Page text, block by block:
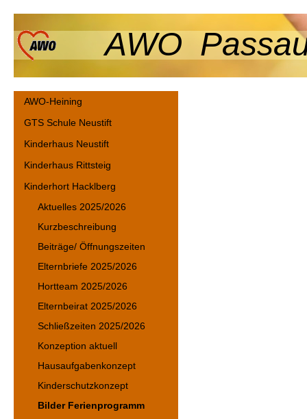
AWO
AWO-Heining
GTS Schule Neustift
Kinderhaus Neustift
Kinderhaus Rittsteig
Kinderhort Hacklberg
Aktuelles 2025/2026
Kurzbeschreibung
Beiträge/ Öffnungszeiten
Elternbriefe 2025/2026
Hortteam 2025/2026
Elternbeirat 2025/2026
Schließzeiten 2025/2026
Konzeption aktuell
Hausaufgabenkonzept
Kinderschutzkonzept
Bilder Ferienprogramm